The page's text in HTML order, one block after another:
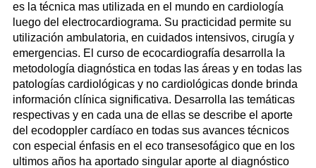
es la técnica mas utilizada en el mundo en cardiología
luego del electrocardiograma. Su practicidad permite su
utilización ambulatoria, en cuidados intensivos, cirugía y
emergencias. El curso de ecocardiografía desarrolla la
metodología diagnóstica en todas las áreas y en todas las
patologías cardiológicas y no cardiológicas donde brinda
información clínica significativa. Desarrolla las temáticas
respectivas y en cada una de ellas se describe el aporte
del ecodoppler cardíaco en todas sus avances técnicos
con especial énfasis en el eco transesofágico que en los
ultimos años ha aportado singular aporte al diagnóstico